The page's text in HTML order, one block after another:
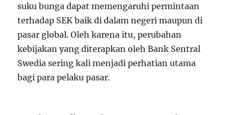
suku bunga dapat memengaruhi permintaan
terhadap SEK baik di dalam negeri maupun di
pasar global. Oleh karena itu, perubahan
kebijakan yang diterapkan oleh Bank Sentral
Swedia sering kali menjadi perhatian utama
bagi para pelaku pasar.